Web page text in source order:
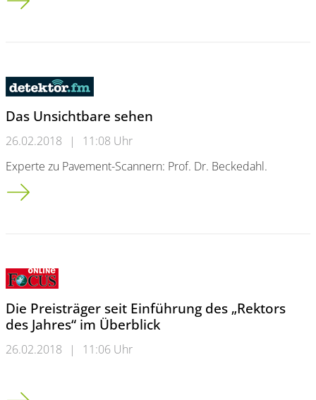
Das Unsichtbare sehen
26.02.2018 |
11:08 Uhr
Experte zu Pavement-Scannern: Prof. Dr. Beckedahl.
Das Unsichtbare sehen
Die Preisträger seit Einführung des „Rektors
des Jahres“ im Überblick
26.02.2018 | 11:06 Uhr
Die Preisträger seit Einführung des „Rektors des Jahres“ im